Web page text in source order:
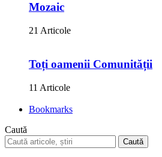
Mozaic
21 Articole
Toți oamenii Comunității
11 Articole
Bookmarks
Caută